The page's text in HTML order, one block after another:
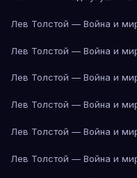
Лев Толстой — Война и
Лев Толстой — Война и
Лев Толстой — Война и
Лев Толстой — Война и
Лев Толстой — Война и
Лев Толстой — Война и